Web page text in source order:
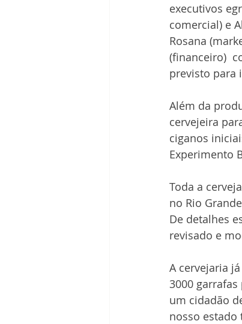
executivos
comercial) e
Rosana
(financeiro)
previsto para
Além da
cervejeira
ciganos
Experimento
Toda a
no Rio
De detalhes
revisado e
A cervejaria
3000
um cidadão
nosso estado